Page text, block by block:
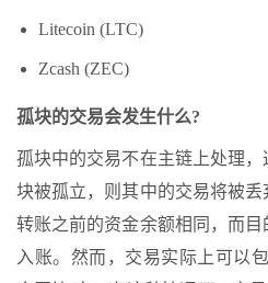
Litecoin (LTC)
Zcash (ZEC)
孤块的交易会发生什么?
孤块中的交易不在主链上处理
块被孤立，则其中的交易将被
转账之前的资金余额相同，而
入账。然而，交易实际上可以